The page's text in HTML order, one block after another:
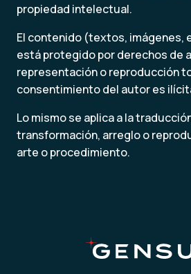
propiedad intelectual.
El contenido (textos, imágenes,
está protegido por derechos de
representación o reproducción
consentimiento del autor es
Lo mismo se aplica a la
transformación, arreglo o
arte o procedimiento.